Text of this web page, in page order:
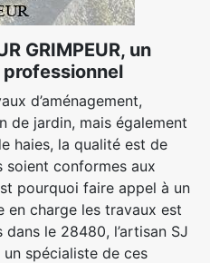
GRIMPEUR, un
d’aménagement,
de jardin, mais également
haies, la qualité est de
soient conformes aux
pourquoi faire appel à un
en charge les travaux est
le 28480, l’artisan SJ
un spécialiste de ces